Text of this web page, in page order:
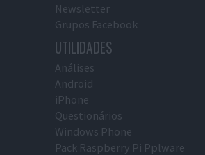
Newsletter
Grupos Facebook
UTILIDADES
Análises
Android
iPhone
Questionários
Windows Phone
Pack Raspberry Pi Pplware